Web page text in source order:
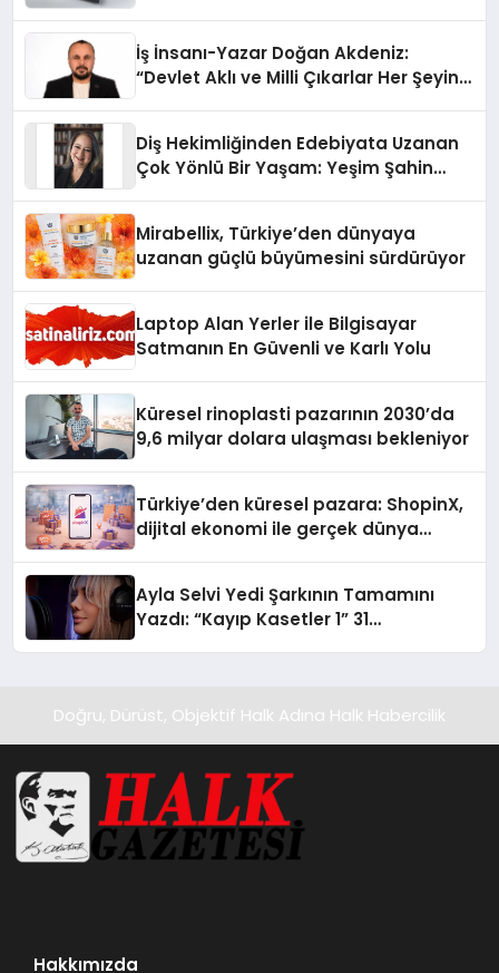
İş İnsanı-Yazar Doğan Akdeniz:
“Devlet Aklı ve Milli Çıkarlar Her Şeyin
Diş Hekimliğinden Edebiyata Uzanan
Çok Yönlü Bir Yaşam: Yeşim Şahin
Mirabellix, Türkiye’den dünyaya
uzanan güçlü büyümesini sürdürüyor
Laptop Alan Yerler ile Bilgisayar
Satmanın En Güvenli ve Karlı Yolu
Küresel rinoplasti pazarının 2030’da
9,6 milyar dolara ulaşması bekleniyor
Türkiye’den küresel pazara: ShopinX,
dijital ekonomi ile gerçek dünya
Ayla Selvi Yedi Şarkının Tamamını
Yazdı: “Kayıp Kasetler 1” 31
Doğru, Dürüst, Objektif Halk Adına Halk Habercilik
Hakkımızda